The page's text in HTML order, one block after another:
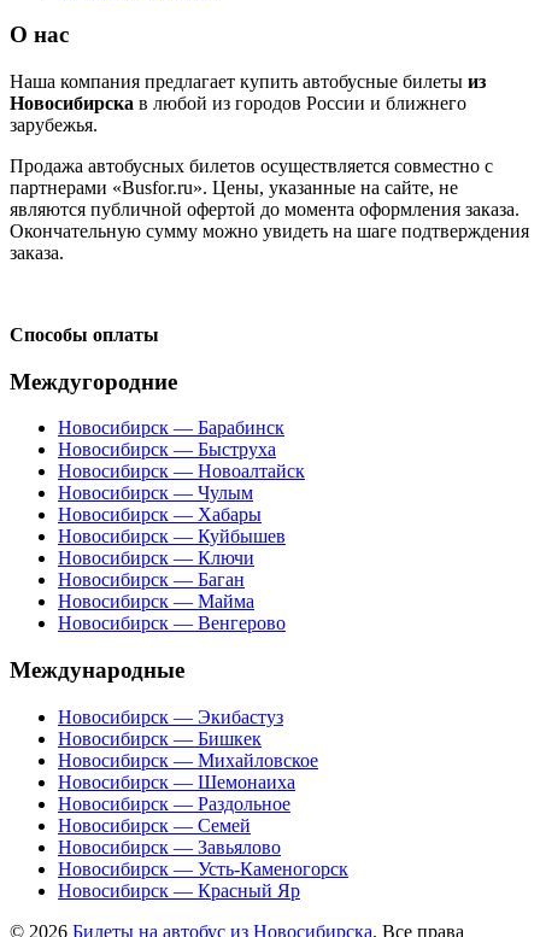
О нас
Наша компания предлагает купить автобусные билеты из
Новосибирска в любой из городов России и ближнего
зарубежья.
Продажа автобусных билетов осуществляется совместно с
партнерами «Busfor.ru». Цены, указанные на сайте, не
являются публичной офертой до момента оформления заказа.
Окончательную сумму можно увидеть на шаге подтверждения
заказа.
Способы оплаты
Междугородние
Новосибирск — Барабинск
Новосибирск — Быструха
Новосибирск — Новоалтайск
Новосибирск — Чулым
Новосибирск — Хабары
Новосибирск — Куйбышев
Новосибирск — Ключи
Новосибирск — Баган
Новосибирск — Майма
Новосибирск — Венгерово
Международные
Новосибирск — Экибастуз
Новосибирск — Бишкек
Новосибирск — Михайловское
Новосибирск — Шемонаиха
Новосибирск — Раздольное
Новосибирск — Семей
Новосибирск — Завьялово
Новосибирск — Усть-Каменогорск
Новосибирск — Красный Яр
© 2026 Билеты на автобус из Новосибирска. Все права